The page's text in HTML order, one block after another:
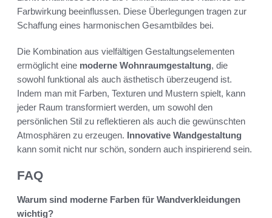
Farbwirkung beeinflussen. Diese Überlegungen tragen zur
Schaffung eines harmonischen Gesamtbildes bei.
Die Kombination aus vielfältigen Gestaltungselementen
ermöglicht eine moderne Wohnraumgestaltung, die
sowohl funktional als auch ästhetisch überzeugend ist.
Indem man mit Farben, Texturen und Mustern spielt, kann
jeder Raum transformiert werden, um sowohl den
persönlichen Stil zu reflektieren als auch die gewünschten
Atmosphären zu erzeugen. Innovative Wandgestaltung
kann somit nicht nur schön, sondern auch inspirierend sein.
FAQ
Warum sind moderne Farben für Wandverkleidungen
wichtig?